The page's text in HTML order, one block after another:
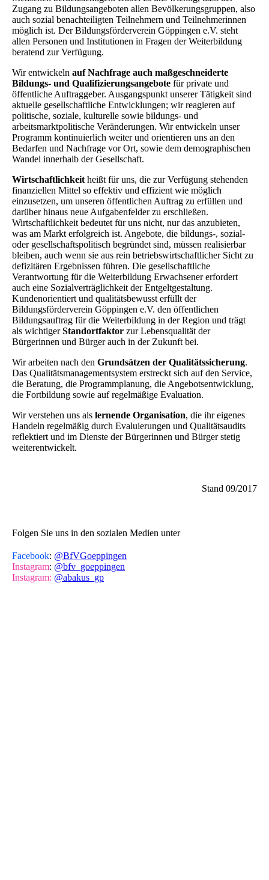
Zugang zu Bildungsangeboten allen Bevölkerungsgruppen, also
auch sozial benachteiligten Teilnehmern und Teilnehmerinnen
möglich ist. Der Bildungsförderverein Göppingen e.V. steht
allen Personen und Institutionen in Fragen der Weiterbildung
beratend zur Verfügung.
Wir entwickeln auf Nachfrage auch maßgeschneiderte
Bildungs- und Qualifizierungsangebote für private und
öffentliche Auftraggeber. Ausgangspunkt unserer Tätigkeit sind
aktuelle gesellschaftliche Entwicklungen; wir reagieren auf
politische, soziale, kulturelle sowie bildungs- und
arbeitsmarktpolitische Veränderungen. Wir entwickeln unser
Programm kontinuierlich weiter und orientieren uns an den
Bedarfen und Nachfrage vor Ort, sowie dem demographischen
Wandel innerhalb der Gesellschaft.
Wirtschaftlichkeit heißt für uns, die zur Verfügung stehenden
finanziellen Mittel so effektiv und effizient wie möglich
einzusetzen, um unseren öffentlichen Auftrag zu erfüllen und
darüber hinaus neue Aufgabenfelder zu erschließen.
Wirtschaftlichkeit bedeutet für uns nicht, nur das anzubieten,
was am Markt erfolgreich ist. Angebote, die bildungs-, sozial-
oder gesellschaftspolitisch begründet sind, müssen realisierbar
bleiben, auch wenn sie aus rein betriebswirtschaftlicher Sicht zu
defizitären Ergebnissen führen. Die gesellschaftliche
Verantwortung für die Weiterbildung Erwachsener erfordert
auch eine Sozialverträglichkeit der Entgeltgestaltung.
Kundenorientiert und qualitätsbewusst erfüllt der
Bildungsförderverein Göppingen e.V. den öffentlichen
Bildungsauftrag für die Weiterbildung in der Region und trägt
als wichtigerStandortfaktor zur Lebensqualität der
Bürgerinnen und Bürger auch in der Zukunft bei.
Wir arbeiten nach den Grundsätzen der Qualitätssicherung.
Das Qualitätsmanagementsystem erstreckt sich auf den Service,
die Beratung, die Programmplanung, die Angebotsentwicklung,
die Fortbildung sowie auf regelmäßige Evaluation.
Wir verstehen uns als lernende Organisation, die ihr eigenes
Handeln regelmäßig durch Evaluierungen und Qualitätsaudits
reflektiert und im Dienste der Bürgerinnen und Bürger stetig
weiterentwickelt.
Stand 09/2017
Folgen Sie uns in den sozialen Medien unter
Facebook: @BfVGoeppingen
Instagram: @bfv_goeppingen
Instagram: @abakus_gp